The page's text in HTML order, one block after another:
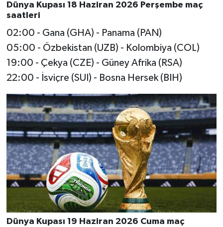
Dünya Kupası 18 Haziran 2026 Perşembe maç
saatleri
02:00 - Gana (GHA) - Panama (PAN)
05:00 - Özbekistan (UZB) - Kolombiya (COL)
19:00 - Çekya (CZE) - Güney Afrika (RSA)
22:00 - İsviçre (SUI) - Bosna Hersek (BIH)
Dünya Kupası 19 Haziran 2026 Cuma maç